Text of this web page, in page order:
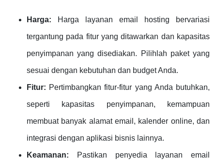
Harga: Harga layanan email hosting bervariasi
tergantung pada fitur yang ditawarkan dan kapasitas
penyimpanan yang disediakan. Pilihlah paket yang
sesuai dengan kebutuhan dan budget Anda.
Fitur: Pertimbangkan fitur-fitur yang Anda butuhkan,
seperti kapasitas penyimpanan, kemampuan
membuat banyak alamat email, kalender online, dan
integrasi dengan aplikasi bisnis lainnya.
Keamanan: Pastikan penyedia layanan email